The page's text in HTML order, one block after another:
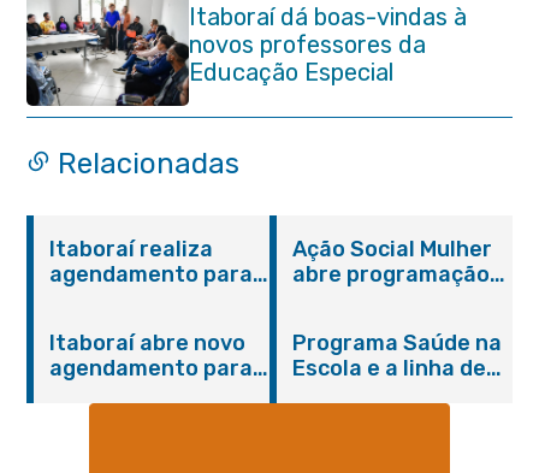
Itaboraí dá boas-vindas à
novos professores da
Educação Especial
Relacionadas
Itaboraí realiza
agendamento para
Ação Social Mulher
abre programação
serviços gratuitos e
orientações
Itaboraí abre novo
agendamento para
Programa Saúde na
Escola e a linha de